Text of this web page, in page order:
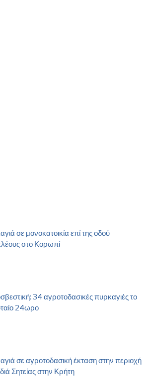
σε μονοκατοικία επί της οδού
στο Κορωπί
34 αγροτοδασικές πυρκαγιές το
24ωρο
σε αγροτοδασική έκταση στην περιοχή
Σητείας στην Κρήτη